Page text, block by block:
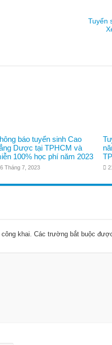
Tuyển
báo tuyển sinh Cao
Dược tại TPHCM và
100% học phí năm 2023
6 Tháng 7, 2023
khai. Các trường bắt buộc